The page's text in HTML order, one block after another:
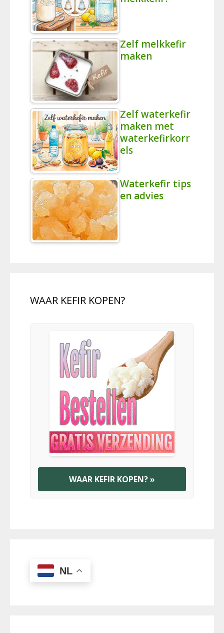
Zelf melkkefir
maken
Zelf waterkefir
maken met
waterkefirkorr
els
Waterkefir tips
en advies
WAAR KEFIR KOPEN?
WAAR KEFIR KOPEN? »
NL